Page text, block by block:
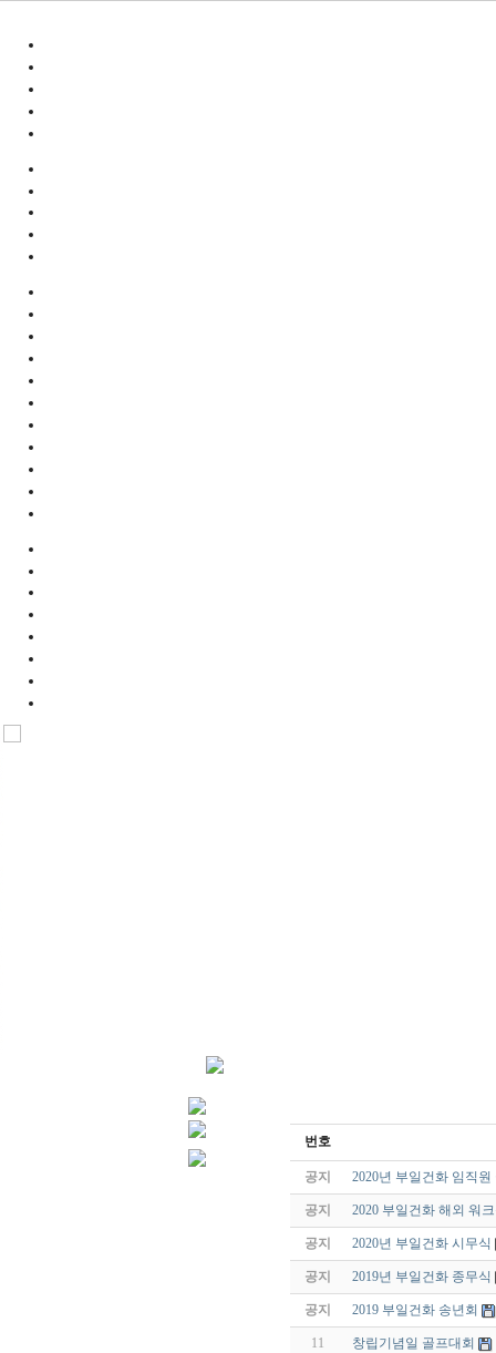
번호
공지 2020년 부일건화 임직원
공지 2020 부일건화 해외 워
공지 2020년 부일건화 시무식
공지 2019년 부일건화 종무식
공지 2019 부일건화 송년회
11 창립기념일 골프대회